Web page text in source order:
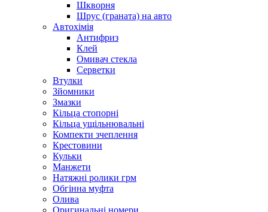
Шкворня
Шрус (граната) на авто
Автохімія
Антифриз
Клей
Омивач стекла
Серветки
Втулки
Зйомники
Змазки
Кільца стопорні
Кільца ущільнювальні
Компекти зчеплення
Крестовини
Кульки
Манжети
Натяжні ролики грм
Обгінна муфта
Олива
Оригинальні номери